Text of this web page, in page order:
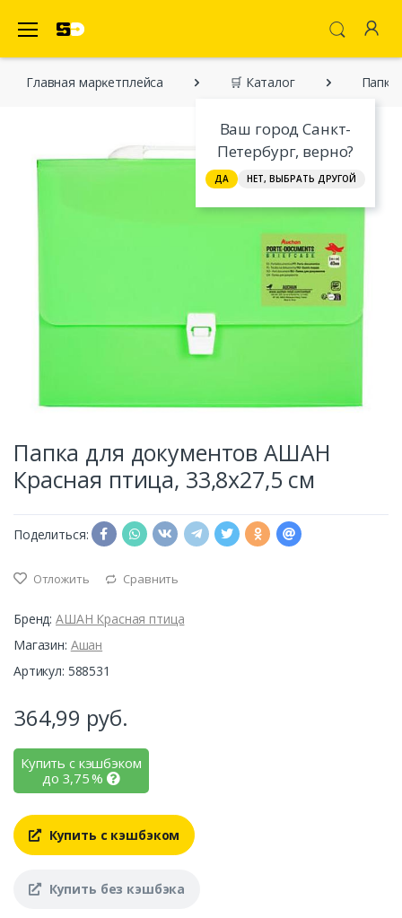
Ваш город Санкт-
Петербург, верно?
ДА НЕТ, ВЫБРАТЬ ДРУГОЙ
Главная марĸетплейса 🛒 Каталог
Папка для документов АШАН
Красная птица, 33,8х27,5 см
Поделиться:
Отложить Сравнить
Бренд: АШАН Красная птица
Магазин: Ашан
Артикул: 588531
364,99 руб.
Купить с кэшбэком
до 3,75%
Купить с кэшбэком
Купить без кэшбэка